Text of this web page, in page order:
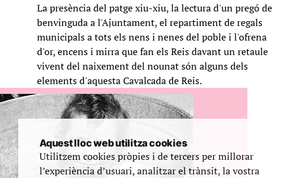
La presència del patge xiu-xiu, la lectura d'un pregó de
benvinguda a l'Ajuntament, el repartiment de regals
municipals a tots els nens i nenes del poble i l'ofrena
d'or, encens i mirra que fan els Reis davant un retaule
vivent del naixement del nounat són alguns dels
elements d'aquesta Cavalcada de Reis.
Aquest lloc web utilitza cookies
Utilitzem cookies pròpies i de tercers per millorar
l’experiència d’usuari, analitzar el trànsit, la vostra